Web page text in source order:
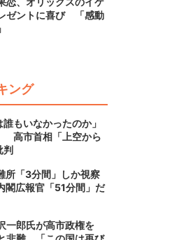
ゼントに喜び 「感動
ング
もいなかったのか」
高市首相「上空から
判
所「3分間」しか視察
広報官「51分間」だ
一郎氏が高市政権を